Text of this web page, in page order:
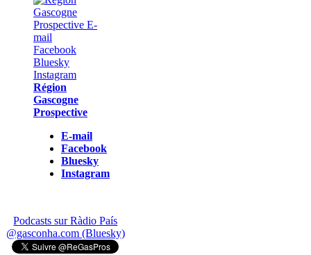
Région
Gascogne
Prospective
E-mail
Facebook
Bluesky
Instagram
Podcasts sur Ràdio País
@gasconha.com (Bluesky)